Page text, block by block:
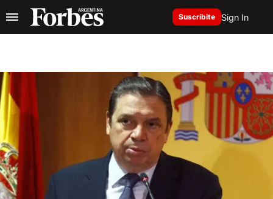
Suscribite Sign In